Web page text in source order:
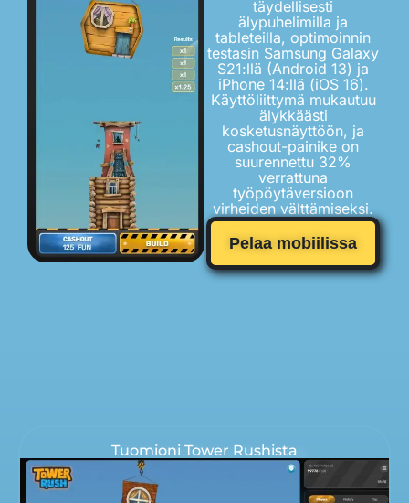
täydellisesti
älypuhelimilla ja
tableteilla, optimoinnin
testasin Samsung Galaxy
S21:llä (Android 13) ja
iPhone 14:llä (iOS 16).
Käyttöliittymä mukautuu
älykkäästi
kosketusnäyttöön, ja
cashout-painike on
suurennettu 32%
verrattuna
työpöytäversioon
virheiden välttämiseksi.
Pelaa mobiilissa
Tuomioni Tower Rushista